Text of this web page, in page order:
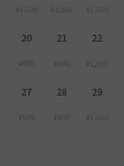
¥1,500 ¥1,500 ¥1,500
20
¥600
21
¥600
22
¥1,500
27
¥600
28
¥600
29
¥1,500